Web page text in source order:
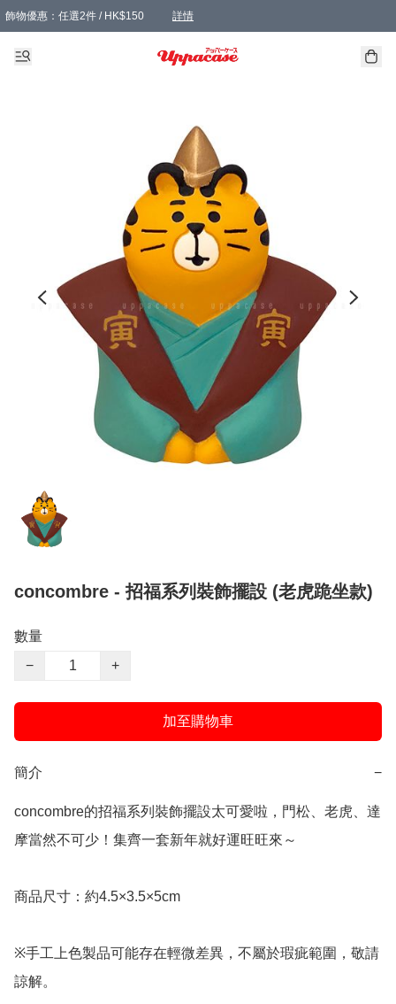
飾物優惠：任選2件 / HK$150 詳情
髮飾優惠：任選2件 / HK$100 詳情
精選襪子優惠：任選3對 / HK$115 詳情
滿額免運：本地訂單滿港幣350元可享免運費優惠
concombre - 招福系列裝飾擺設 (老虎跪坐款)
數量
−
+
加至購物車
簡介 −
concombre的招福系列裝飾擺設太可愛啦，門松、老虎、達
摩當然不可少！集齊一套新年就好運旺旺來～
商品尺寸：約4.5×3.5×5cm
※手工上色製品可能存在輕微差異，不屬於瑕疵範圍，敬請
諒解。